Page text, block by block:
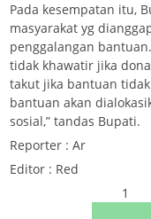
Pada kesempatan itu,
masyarakat yg
penggalangan
tidak khawatir jika
takut jika bantuan
bantuan akan
sosial,” tandas Bupati.
Reporter : Ar
Editor : Red
1